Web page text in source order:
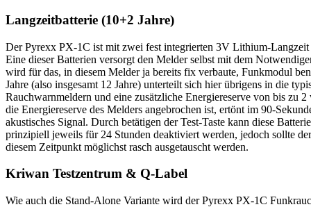
Langzeitbatterie (10+2 Jahre)
Der Pyrexx PX-1C ist mit zwei fest integrierten 3V Lithium-Langzeit
Eine dieser Batterien versorgt den Melder selbst mit dem
wird für das, in diesem Melder ja bereits fix verbaute, Funkmodul
Jahre (also insgesamt 12 Jahre) unterteilt sich hier übrigens in die
Rauchwarnmeldern und eine zusätzliche Energiereserve von bis zu 2
die Energiereserve des Melders angebrochen ist, ertönt im 90-
akustisches Signal. Durch betätigen der Test-Taste kann diese
prinzipiell jeweils für 24 Stunden deaktiviert werden, jedoch sollte
diesem Zeitpunkt möglichst rasch ausgetauscht werden.
Kriwan Testzentrum & Q-Label
Wie auch die Stand-Alone Variante wird der Pyrexx PX-1C